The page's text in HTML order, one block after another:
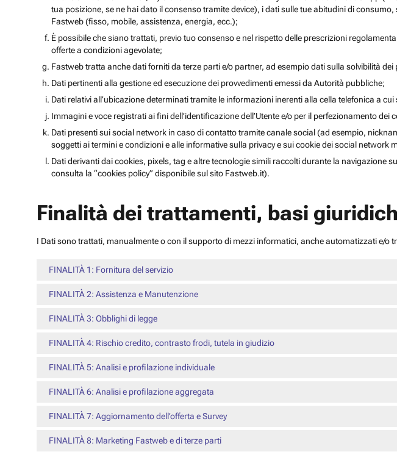
tua posizione, se ne hai dato il consenso tramite device), i dati sulle tue abitudini di
Fastweb (fisso, mobile, assistenza, energia, ecc.);
È possibile che siano trattati, previo tuo consenso e nel rispetto delle prescrizioni
offerte a condizioni agevolate;
Fastweb tratta anche dati forniti da terze parti e/o partner, ad esempio dati sulla solvibilità
Dati pertinenti alla gestione ed esecuzione dei provvedimenti emessi da Autorità pubbliche;
Dati relativi all’ubicazione determinati tramite le informazioni inerenti alla cella telefonica a
Immagini e voce registrati ai fini dell’identificazione dell’Utente e/o per il perfezionamento
Dati presenti sui social network in caso di contatto tramite canale social (ad esempio,
soggetti ai termini e condizioni e alle informative sulla privacy e sui cookie dei social network
Dati derivanti dai cookies, pixels, tag e altre tecnologie simili raccolti durante la navigazione
consulta la “cookies policy” disponibile sul sito Fastweb.it).
Finalità dei trattamenti, basi
I Dati sono trattati, manualmente o con il supporto di mezzi informatici, anche automatizzati e/o
FINALITÀ 1: Fornitura del servizio
FINALITÀ 2: Assistenza e Manutenzione
FINALITÀ 3: Obblighi di legge
FINALITÀ 4: Rischio credito, contrasto frodi, tutela in giudizio
FINALITÀ 5: Analisi e profilazione individuale
FINALITÀ 6: Analisi e profilazione aggregata
FINALITÀ 7: Aggiornamento dell’offerta e Survey
FINALITÀ 8: Marketing Fastweb e di terze parti